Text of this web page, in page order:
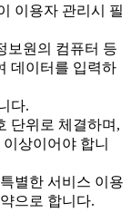
이용자 관리시 필
보원의 컴퓨터 등
데이터를 입력하
다.
단위로 체결하며,
상이어야 합니
별한 서비스 이용
으로 합니다.